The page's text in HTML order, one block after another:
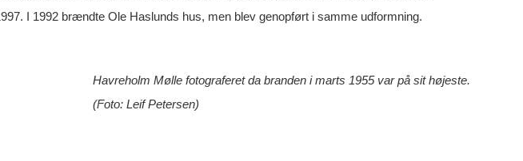
I 1992 brændte Ole Haslunds hus, men blev genopført i samme udformning.
Havreholm Mølle fotograferet da branden i marts 1955 var på sit højeste.
(Foto: Leif Petersen)